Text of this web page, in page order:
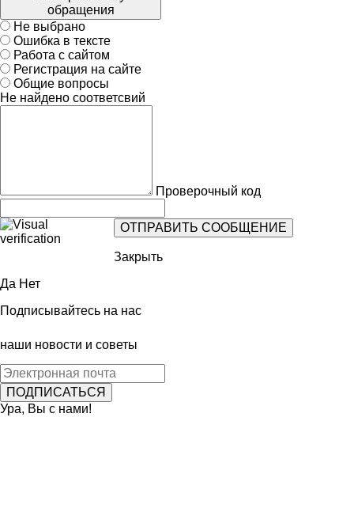
обращения
Не выбрано
Ошибка в тексте
Работа с сайтом
Регистрация на сайте
Общие вопросы
Не найдено соответсвий
Проверочный код
Закрыть
Да Нет
Подписывайтесь на нас
наши новости и советы
Ура, Вы с нами!